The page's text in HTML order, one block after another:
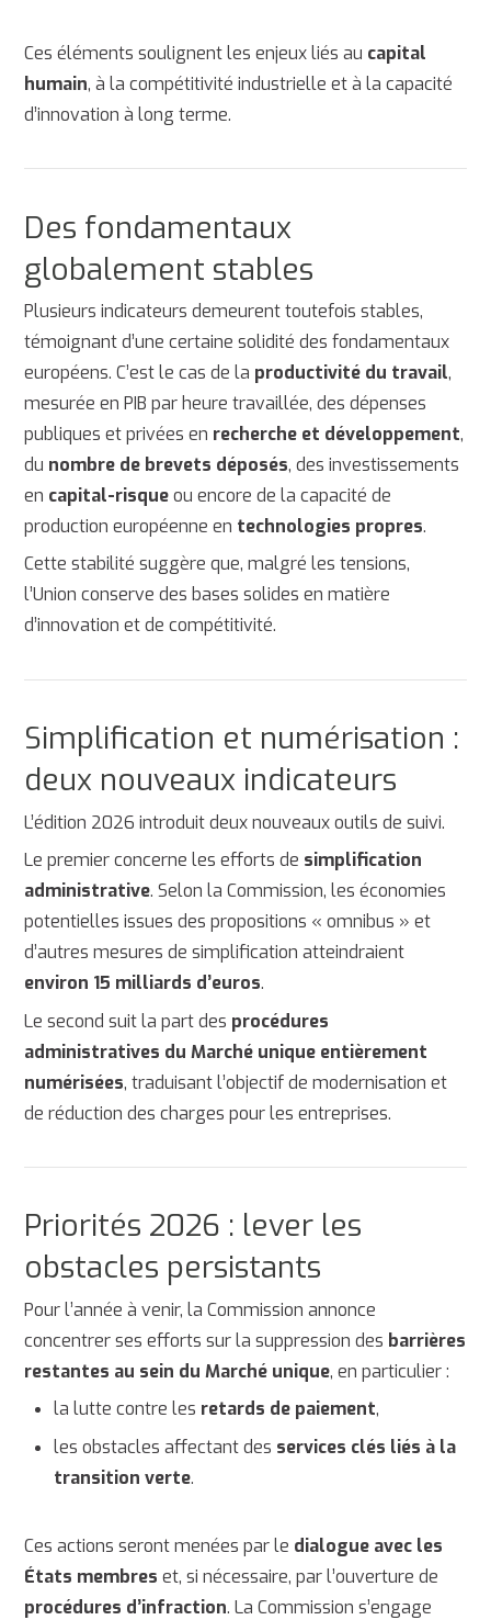
Ces éléments soulignent les enjeux liés au capital
humain, à la compétitivité industrielle et à la capacité
d’innovation à long terme.
Des fondamentaux
globalement stables
Plusieurs indicateurs demeurent toutefois stables,
témoignant d’une certaine solidité des fondamentaux
européens. C’est le cas de la productivité du travail,
mesurée en PIB par heure travaillée, des dépenses
publiques et privées en recherche et développement,
du nombre de brevets déposés, des investissements
en capital-risqueou encore de la capacité de
production européenne en technologies propres.
Cette stabilité suggère que, malgré les tensions,
l’Union conserve des bases solides en matière
d’innovation et de compétitivité.
Simplification et numérisation :
deux nouveaux indicateurs
L’édition 2026 introduit deux nouveaux outils de suivi.
Le premier concerne les efforts de simplification
administrative. Selon la Commission, les économies
potentielles issues des propositions « omnibus » et
d’autres mesures de simplification atteindraient
environ 15 milliards d’euros.
Le second suit la part des procédures
administratives du Marché unique entièrement
numérisées, traduisant l’objectif de modernisation et
de réduction des charges pour les entreprises.
Priorités 2026 : lever les
obstacles persistants
Pour l’année à venir, la Commission annonce
concentrer ses efforts sur la suppression des barrières
restantes au sein du Marché unique, en particulier :
la lutte contre les retards de paiement,
les obstacles affectant des services clés liés à la
transition verte.
Ces actions seront menées par le dialogue avec les
États membres et, si nécessaire, par l’ouverture de
procédures d’infraction. La Commission s’engage